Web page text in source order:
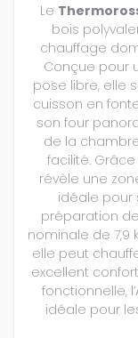
Le
bois
chauffage
Conçue pour
pose libre, elle
cuisson en
son four
de la
facilité.
révèle une
idéale pour
préparation
nominale de 7,9
elle peut
excellent
fonctionnelle,
idéale pour